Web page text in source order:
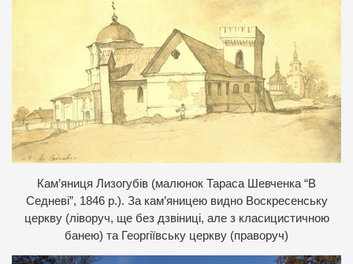
Кам’яниця Лизогубів (малюнок Тараса Шевченка “В
Седневі”, 1846 р.). За кам’яницею видно Воскресенську
церкву (ліворуч, ще без дзвіниці, але з класицистичною
банею) та Георгіївську церкву (праворуч)